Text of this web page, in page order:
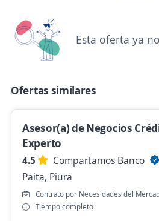
Castilla, Piura
Hace 2 horas
Se precisa Urgente
Supervisor de Packing UVA
Selección, Pesado,
Etiquetado, Etc.)
4,3
El Pedregal
Castilla, Piura
Hace 2 horas
Esta oferta ya
Ofertas similares
Asesor(a) de Negocios
Experto
4.5
Compartamos Banco
Paita, Piura
Contrato por Necesidades del
Tiempo completo